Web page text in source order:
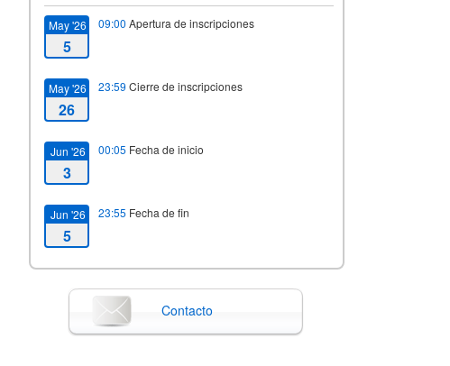
May '26
5
09:00 Apertura de inscripciones
May '26
26
23:59 Cierre de inscripciones
Jun '26
3
00:05 Fecha de inicio
Jun '26
5
23:55 Fecha de fin
Contacto